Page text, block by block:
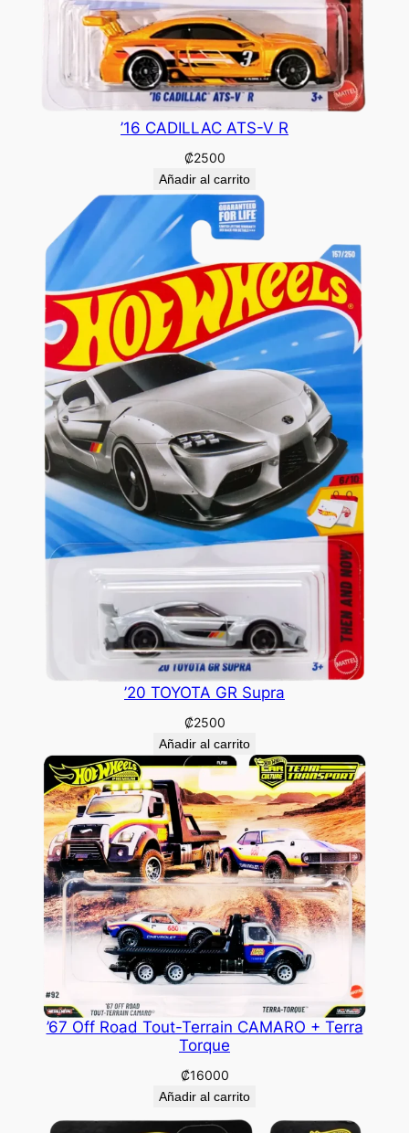
’16 CADILLAC ATS-V R
₡2500
Añadir al carrito
’20 TOYOTA GR Supra
₡2500
Añadir al carrito
’67 Off Road Tout-Terrain CAMARO + Terra
Torque
₡16000
Añadir al carrito